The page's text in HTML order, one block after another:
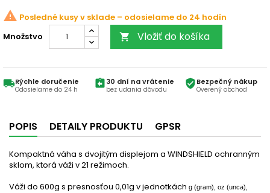
warning Posledné kusy v sklade
Množstvo
 Vložiť do košíka
local_shippingRýchle doručenie
Odosielame do 24 h
assignment_return30 dní na vrátenie
bez udania dôvodu
verified_userBezpečný nákup
Overený obchod
POPIS DETAILY PRODUKTU GPSR
Kompaktná váha s dvojitým displejom a WINDSHIELD ochranným
sklom, ktorá váži v 21 režimoch.
Váži do 600g s presnosťou 0,01g v jednotkách g (gram), oz (unca)